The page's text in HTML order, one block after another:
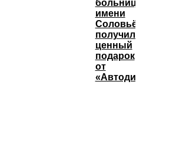
больница
имени
Соловьёва
получила
ценный
подарок
от
«Автодизеля»